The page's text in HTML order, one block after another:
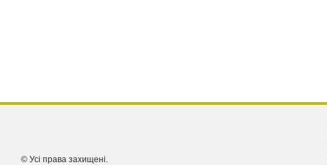
© Усі права захищені.